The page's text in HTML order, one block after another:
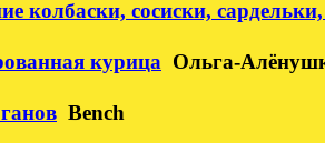
колбаски, сосиски,
курица Ольга-
Bench